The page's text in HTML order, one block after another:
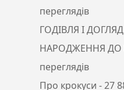
переглядів
ГОДІВЛЯ І
НАРОДЖЕННЯ ДО
переглядів
Про крокуси - 27